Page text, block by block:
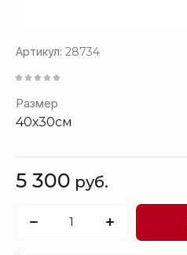
Артикул: 28734
Размер
40х30см
5 300 руб.